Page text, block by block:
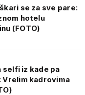
se za sve pare:
hotelu
(FOTO)
selfi iz kade pa
Vrelim kadrovima